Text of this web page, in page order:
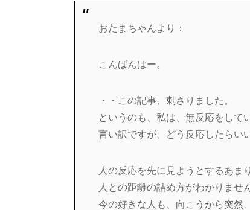
おたまちゃんより：
こんばんはー。
・・この記事、刺さりました。
というのも、私は、無反応をして
言い訳ですが、どう反応したらい
人の反応を先に見ようとするあま
人との距離の詰め方がわかりませ
今の好きな人も、向こうから突然